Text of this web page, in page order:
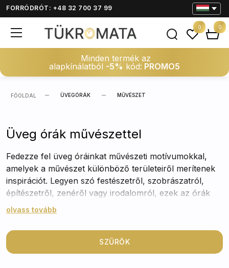
FORRÓDRÓT: +48 32 700 37 99
Minden termék az
alapkínálatból -5% kód: PROMO5
0 0
FŐOLDAL ÜVEGÓRÁK MŰVÉSZET
Üveg órák művészettel
Fedezze fel üveg óráinkat művészeti motívumokkal,
amelyek a művészet különböző területeiről merítenek
inspirációt. Legyen szó festészetről, szobrászatról,
építészetről, zenéről vagy irodalomról, ezek az órák
mindenki számára tökéletesek, akik értékelik a
gyönyörű nyomatok, a modern dizájn és a csendes
mechanizmus biztosítja, hogy minden darab nemcsak
praktikus, hanem dekoratív elem is legyen otthonában.
olvass tovább
SZŰRŐK